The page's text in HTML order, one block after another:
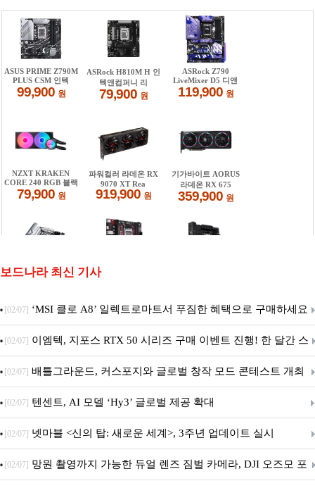
보드나라 최신 기사
[02/07] ‘MSI 클로 A8’ 일렉트로마트서 푸짐한 혜택으로 구매하세요
[02/07] 이엠텍, 지포스 RTX 50 시리즈 구매 이벤트 진행! 한 달간 스
팀 월렛부터 PALIT 지포스 RTX 5060 DUAL까지 증정
[02/07] 배틀그라운드, 커스포지와 글로벌 창작 모드 콘테스트 개최
[02/07] 텐센트, AI 모델 ‘Hy3’ 글로벌 제공 확대
[02/07] 넷마블 <신의 탑: 새로운 세계>, 3주년 업데이트 실시
[02/07] 망원 촬영까지 가능한 듀얼 렌즈 짐벌 카메라, DJI 오즈모 포